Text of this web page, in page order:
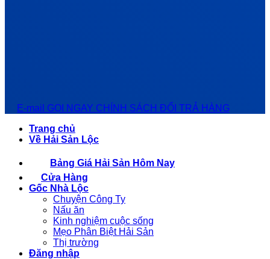
E-mail GỌI NGAY CHÍNH SÁCH ĐỔI TRẢ HÀNG
Trang chủ
Về Hải Sản Lộc
Bảng Giá Hải Sản Hôm Nay
Cửa Hàng
Gốc Nhà Lộc
Chuyện Công Ty
Nấu ăn
Kinh nghiệm cuộc sống
Mẹo Phân Biệt Hải Sản
Thị trường
Đăng nhập